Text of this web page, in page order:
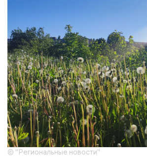
© "Региональные новости"